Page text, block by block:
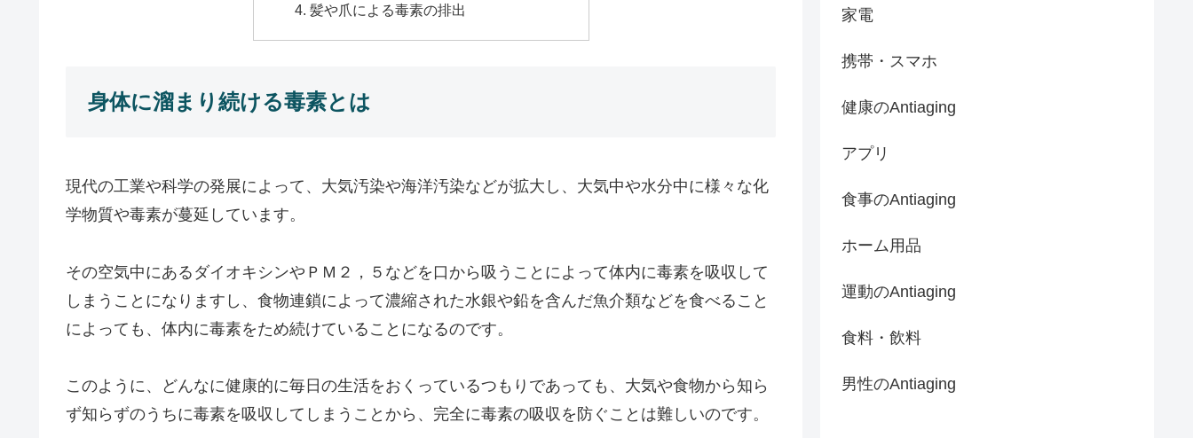
髪や爪による毒素の排出
身体に溜まり続ける毒素とは
現代の工業や科学の発展によって、大気汚染や海洋汚染などが拡大し、大気中や水分中に様々な化
学物質や毒素が蔓延しています。
その空気中にあるダイオキシンやＰＭ２，５などを口から吸うことによって体内に毒素を吸収して
しまうことになりますし、食物連鎖によって濃縮された水銀や鉛を含んだ魚介類などを食べること
によっても、体内に毒素をため続けていることになるのです。
このように、どんなに健康的に毎日の生活をおくっているつもりであっても、大気や食物から知ら
ず知らずのうちに毒素を吸収してしまうことから、完全に毒素の吸収を防ぐことは難しいのです。
家電
携帯・スマホ
健康のAntiaging
アプリ
食事のAntiaging
ホーム用品
運動のAntiaging
食料・飲料
男性のAntiaging